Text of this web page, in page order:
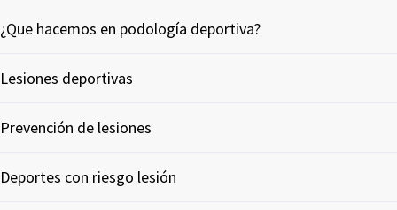
¿Que hacemos en podología deportiva?
Lesiones deportivas
Prevención de lesiones
Deportes con riesgo lesión